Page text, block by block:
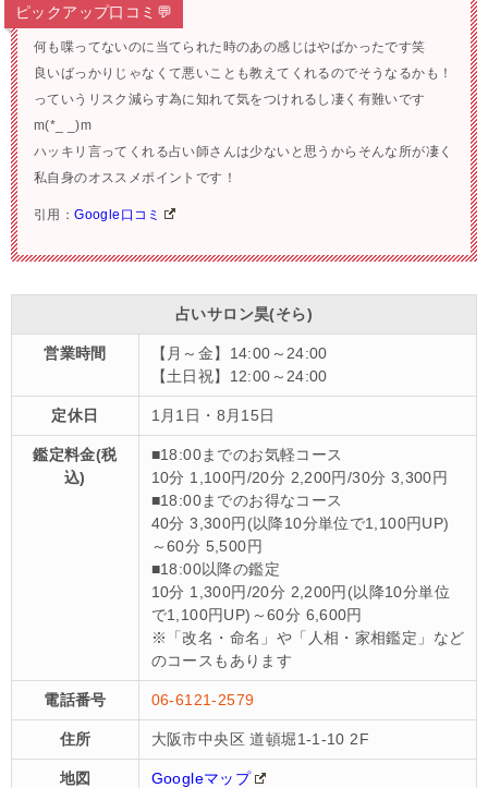
ピックアップ口コミ💬
何も喋ってないのに当てられた時のあの感じはやばかったです笑
良いばっかりじゃなくて悪いことも教えてくれるのでそうなるかも！
っていうリスク減らす為に知れて気をつけれるし凄く有難いです
m(*_ _)m
ハッキリ言ってくれる占い師さんは少ないと思うからそんな所が凄く
私自身のオススメポイントです！
引用：Google口コミ
占いサロン昊(そら)
営業時間
【月～金】14:00～24:00
【土日祝】12:00～24:00
定休日 1月1日・8月15日
鑑定料金(税
込)
■18:00までのお気軽コース
10分 1,100円/20分 2,200円/30分 3,300円
■18:00までのお得なコース
40分 3,300円(以降10分単位で1,100円UP)
～60分 5,500円
■18:00以降の鑑定
10分 1,300円/20分 2,200円(以降10分単位
で1,100円UP)～60分 6,600円
※「改名・命名」や「人相・家相鑑定」など
のコースもあります
電話番号 06-6121-2579
住所 大阪市中央区 道頓堀1-1-10 2F
地図 Googleマップ